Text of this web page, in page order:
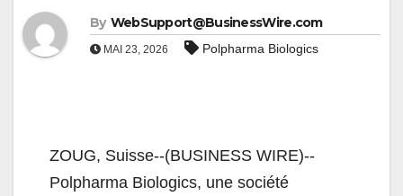
By WebSupport@BusinessWire.com
MAI 23, 2026 Polpharma Biologics
ZOUG, Suisse--(BUSINESS WIRE)--
Polpharma Biologics, une société